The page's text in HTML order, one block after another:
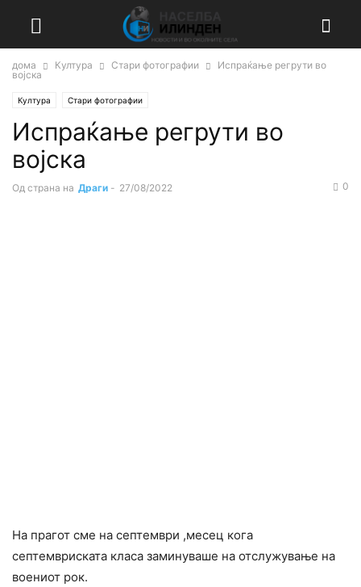
дома Култура Стари фотографии
Испраќање регрути во
војска
Култура Стари фотографии
Испраќање регрути во
војска
Од страна на Драги - 27/08/2022 0
На прагот сме на септември ,месец кога
септемвриската класа заминуваше на отслужување на
воениот рок.